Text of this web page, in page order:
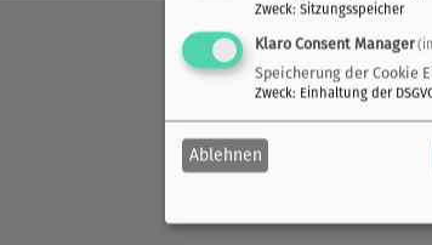
Zweck: Sitzungsspeicher
Klaro Consent Manager
Speicherung der Cookie
Zweck: Einhaltung der
Ablehnen